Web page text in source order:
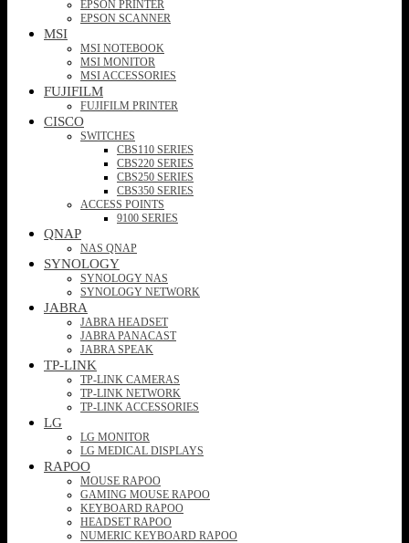
EPSON PRINTER
EPSON SCANNER
MSI
MSI NOTEBOOK
MSI MONITOR
MSI ACCESSORIES
FUJIFILM
FUJIFILM PRINTER
CISCO
SWITCHES
CBS110 SERIES
CBS220 SERIES
CBS250 SERIES
CBS350 SERIES
ACCESS POINTS
9100 SERIES
QNAP
NAS QNAP
SYNOLOGY
SYNOLOGY NAS
SYNOLOGY NETWORK
JABRA
JABRA HEADSET
JABRA PANACAST
JABRA SPEAK
TP-LINK
TP-LINK CAMERAS
TP-LINK NETWORK
TP-LINK ACCESSORIES
LG
LG MONITOR
LG MEDICAL DISPLAYS
RAPOO
MOUSE RAPOO
GAMING MOUSE RAPOO
KEYBOARD RAPOO
HEADSET RAPOO
NUMERIC KEYBOARD RAPOO